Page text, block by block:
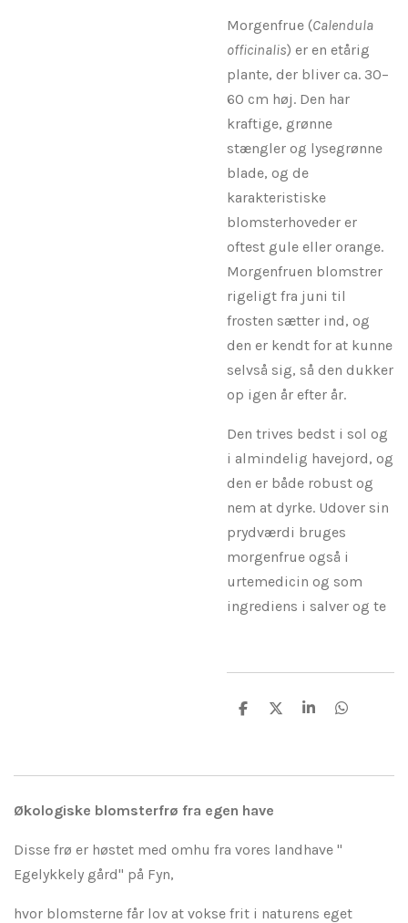
Morgenfrue (Calendula
officinalis) er en etårig
plante, der bliver ca. 30–
60 cm høj. Den har
kraftige, grønne
stængler og lysegrønne
blade, og de
karakteristiske
blomsterhoveder er
oftest gule eller orange.
Morgenfruen blomstrer
rigeligt fra juni til
frosten sætter ind, og
den er kendt for at kunne
selvså sig, så den dukker
op igen år efter år.
Den trives bedst i sol og
i almindelig havejord, og
den er både robust og
nem at dyrke. Udover sin
prydværdi bruges
morgenfrue også i
urtemedicin og som
ingrediens i salver og te
D
D
D
D
Økologiske blomsterfrø fra egen have
Disse frø er høstet med omhu fra vores landhave "
Egelykkely gård" på Fyn,
hvor blomsterne får lov at vokse frit i naturens eget